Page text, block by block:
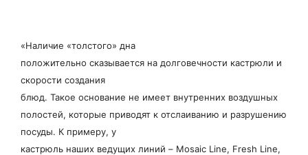
«Наличие «толстого» дна
положительно сказывается на долговечности кастрюли и
скорости создания
блюд. Такое основание не имеет внутренних воздушных
полостей, которые приводят к отслаиванию и разрушению
посуды. К примеру, у
кастрюль наших ведущих линий – Mosaic Line, Fresh Line,